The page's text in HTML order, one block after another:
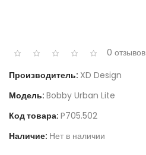
0 отзывов
Производитель: XD Design
Модель: Bobby Urban Lite
Код товара: P705.502
Наличие: Нет в наличии